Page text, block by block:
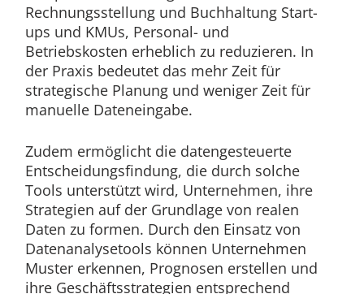
Rechnungsstellung und Buchhaltung Start-
ups und KMUs, Personal- und
Betriebskosten erheblich zu reduzieren. In
der Praxis bedeutet das mehr Zeit für
strategische Planung und weniger Zeit für
manuelle Dateneingabe.
Zudem ermöglicht die datengesteuerte
Entscheidungsfindung, die durch solche
Tools unterstützt wird, Unternehmen, ihre
Strategien auf der Grundlage von realen
Daten zu formen. Durch den Einsatz von
Datenanalysetools können Unternehmen
Muster erkennen, Prognosen erstellen und
ihre Geschäftsstrategien entsprechend